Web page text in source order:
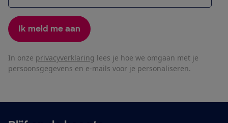
Ik meld me aan
In onze privacyverklaring lees je hoe we omgaan met je
persoonsgegevens en e-mails voor je personaliseren.